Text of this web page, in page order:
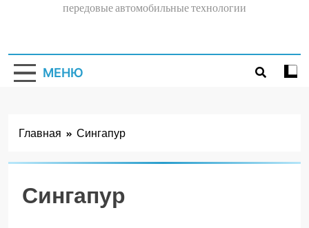
передовые автомобильные технологии
МЕНЮ
Главная Сингапур
Сингапур